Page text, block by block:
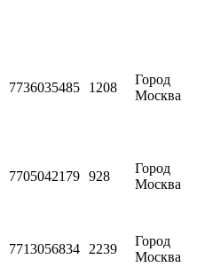
7736035485 1208
Город
Москва
7705042179 928
Город
Москва
7713056834 2239
Город
Москва